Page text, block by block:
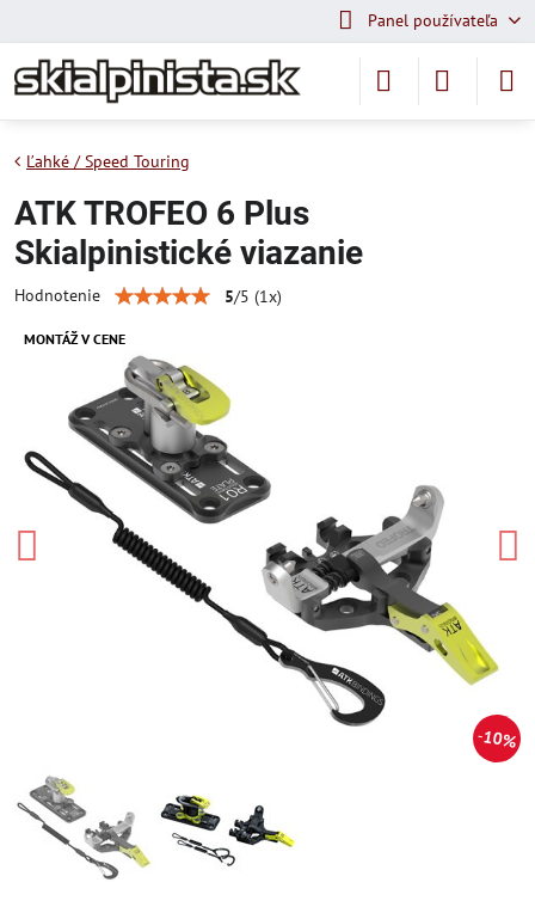
Panel používateľa
MONTÁŽ V CENE
10%
Ľahké / Speed Touring
ATK TROFEO 6 Plus
Skialpinistické viazanie
Hodnotenie 5/5 (1x)